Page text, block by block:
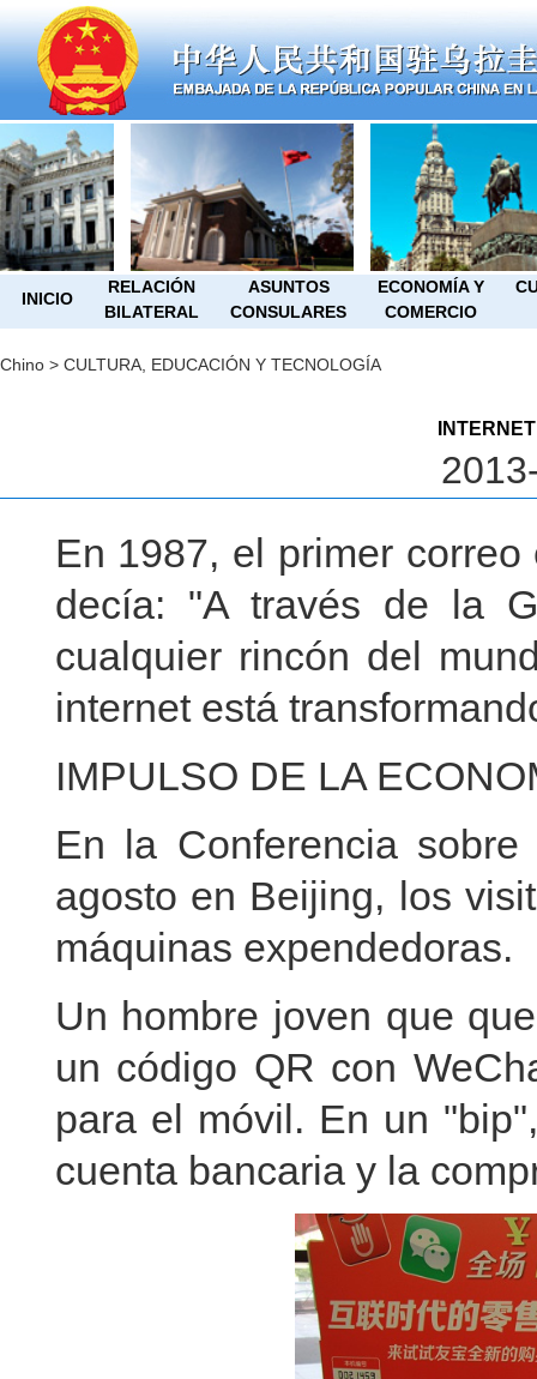
INICIO
RELACIÓN
BILATERAL
ASUNTOS
CONSULARES
ECONOMÍA Y
COMERCIO
Chino > CULTURA, EDUCACIÓN Y TECNOLOGÍA
En 1987, el primer
decía: "A través de la
cualquier rincón del
internet está
IMPULSO DE LA
En la Conferencia
agosto en Beijing, los
máquinas expendedoras.
Un hombre joven que
un código QR con
para el móvil. En un
cuenta bancaria y la